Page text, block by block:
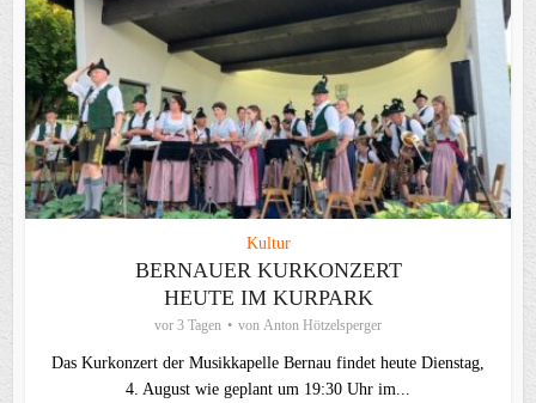
Kultur
BERNAUER KURKONZERT
HEUTE IM KURPARK
vor 3 Tagen von Anton Hötzelsperger
Das Kurkonzert der Musikkapelle Bernau findet heute Dienstag,
4. August wie geplant um 19:30 Uhr im...